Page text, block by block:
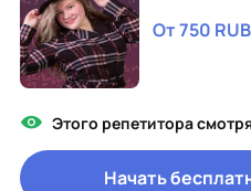
От 750 RUB
Этого репетитора
Начать